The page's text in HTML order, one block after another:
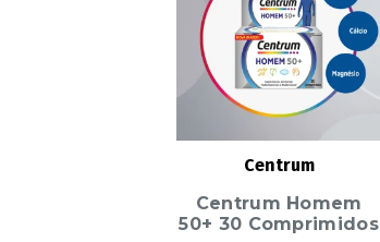
Centrum
Centrum Homem
50+ 30 Comprimidos